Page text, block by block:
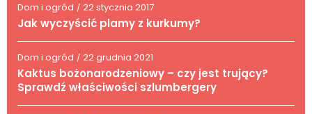
Dom i ogród / 22 stycznia 2017
Jak wyczyścić plamy z kurkumy?
Dom i ogród / 22 grudnia 2021
Kaktus bożonarodzeniowy – czy jest trujący?
Sprawdź właściwości szlumbergery